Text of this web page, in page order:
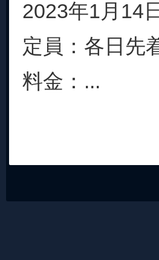
2023年1月14
定員：各日先
料金：...